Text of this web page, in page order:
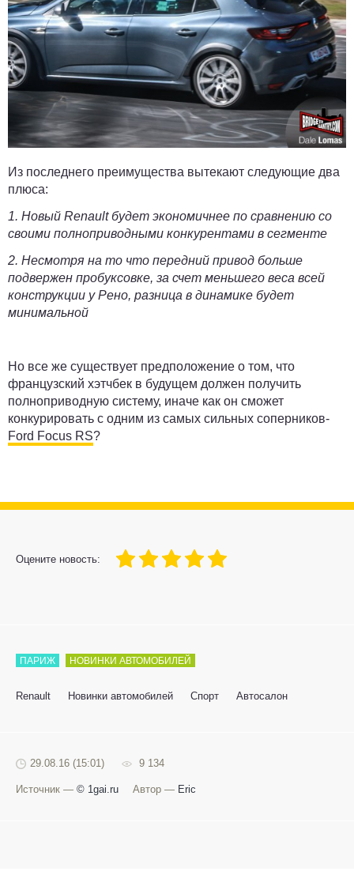
Из последнего преимущества вытекают следующие два
плюса:
1. Новый Renault будет экономичнее по сравнению со
своими полноприводными конкурентами в сегменте
2. Несмотря на то что передний привод больше
подвержен пробуксовке, за счет меньшего веса всей
конструкции у Рено, разница в динамике будет
минимальной
Но все же существует предположение о том, что
французский хэтчбек в будущем должен получить
полноприводную систему, иначе как он сможет
конкурировать с одним из самых сильных соперников-
Ford Focus RS?
Оцените новость:
100
1 3 4 5
ПАРИЖ НОВИНКИ АВТОМОБИЛЕЙ
Renault Новинки автомобилей Спорт Автосалон
29.08.16 (15:01) 9 134
Источник — © 1gai.ru Автор — Eric